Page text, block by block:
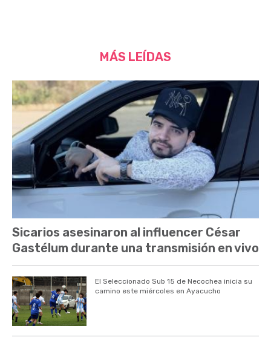
MÁS LEÍDAS
Sicarios asesinaron al influencer César
Gastélum durante una transmisión en vivo
El Seleccionado Sub 15 de Necochea inicia su
camino este miércoles en Ayacucho